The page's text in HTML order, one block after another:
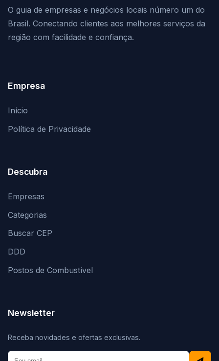
O guia de empresas e negócios locais número um do
Brasil. Conectando clientes aos melhores serviços da
região com facilidade e confiança.
Empresa
Início
Política de Privacidade
Descubra
Empresas
Categorias
Buscar CEP
DDD
Postos de Combustível
Newsletter
Receba novidades e ofertas exclusivas.